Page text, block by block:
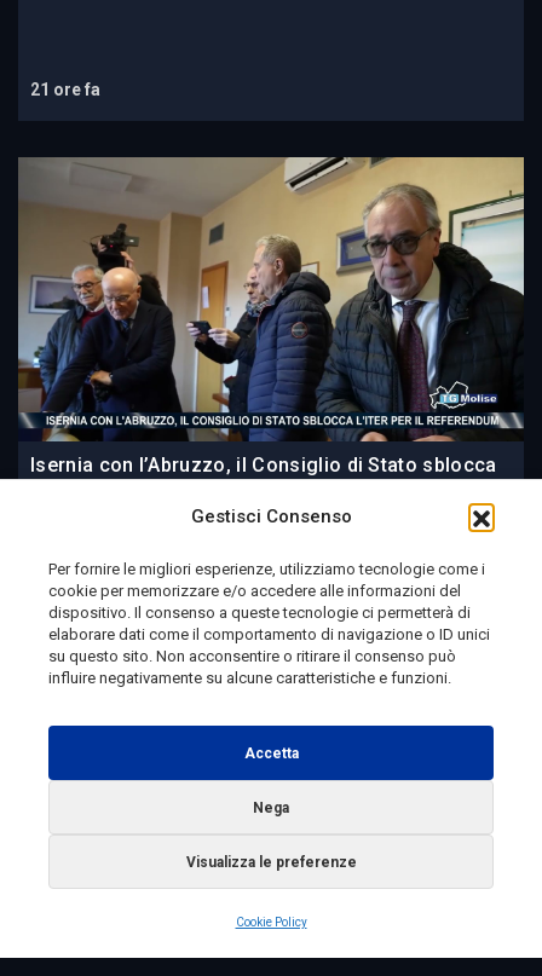
Gestisci Consenso
Per fornire le migliori esperienze, utilizziamo tecnologie come i
cookie per memorizzare e/o accedere alle informazioni del
dispositivo. Il consenso a queste tecnologie ci permetterà di
elaborare dati come il comportamento di navigazione o ID unici
su questo sito. Non acconsentire o ritirare il consenso può
influire negativamente su alcune caratteristiche e funzioni.
Accetta
Nega
Visualizza le preferenze
Cookie Policy
21 ore fa
Isernia con l’Abruzzo, il Consiglio di Stato sblocca
21 ore fa
Telemolise - reg. Tribunale di Campobasso n. 133 del
10/08/1982 - Direttore Responsabile:MANUELA
Testata Giornalistica Sportiva: reg. Tribunale Di
Campobasso n. 224 del 4/5/1996 - Direttore Responsabile:
ANTONIO DI LALLO
Radio Tele Molise s.r.l. - P.IVA 00213640709